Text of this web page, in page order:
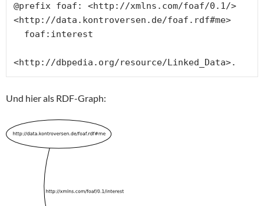
@prefix foaf: <http://xmlns.com/foaf/0.1/>
<http://data.kontroversen.de/foaf.rdf#me>
<http://dbpedia.org/resource/Linked_Data>.
Und hier als RDF-Graph: